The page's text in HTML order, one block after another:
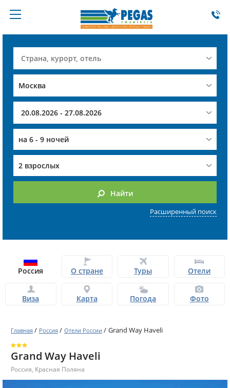
на 6 - 9 ночей
2 взрослых
Найти
Расширенный поиск
Россия О стране Туры Отели
Виза Карта Погода Фото
Главная / Россия / Отели России / Grand Way Haveli
Grand Way Haveli
Россия, Красная Поляна